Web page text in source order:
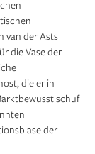
van der Asts
die Vase der
die er in
schuf
der